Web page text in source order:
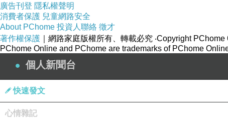
廣告刊登 隱私權聲明
消費者保護 兒童網路安全
About PChome 投資人聯絡 徵才
著作權保護 ｜網路家庭版權所有、轉載必究 ‧Copyright PChome
PChome Online and PChome are trademarks of PChome
個人新聞台
快速發文
心情雜記